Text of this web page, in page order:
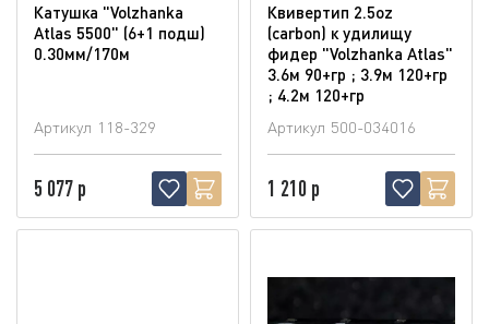
Катушка "Volzhanka
Atlas 5500" (6+1 подш)
0.30мм/170м
Артикул 118-329
5 077 р
Квивертип 2.5oz
(carbon) к удилищу
фидер "Volzhanka Atlas"
3.6м 90+гр ; 3.9м 120+гр
; 4.2м 120+гр
Артикул 500-034016
1 210 р